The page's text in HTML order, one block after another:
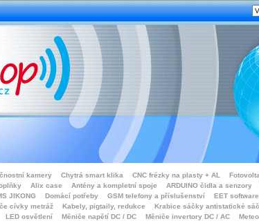
kamery Chytrá smart klika CNC frézky na plasty + AL
Alix case Antény a kompletní spoje ARDUINO čidla a senzory
JIKONG Domácí potřeby GSM telefony a příslušenství
EET
cívky metráž Kabely, pigtaily, redukce Krabice sáčky antistatické
LED osvětlení Měniče napětí DC / DC Měniče invertory DC / AC Meteo